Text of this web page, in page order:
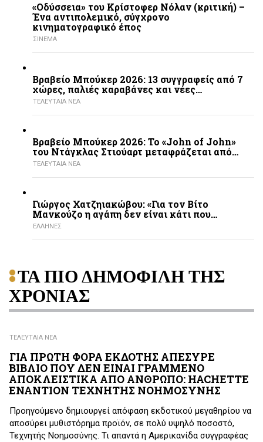
«Οδύσσεια» του Κρίστοφερ Νόλαν (κριτική) –
Ένα αντιπολεμικό, σύγχρονο
κινηματογραφικό έπος
ΣΙΝΕΜΑ
Βραβείο Μπούκερ 2026: 13 συγγραφείς από 7
χώρες, παλιές καραβάνες και νέες…
ΤΕΛΕΥΤΑΙΑ ΝΕΑ
Βραβείο Μπούκερ 2026: Το «John of John»
του Ντάγκλας Στιούαρτ μεταφράζεται από…
ΤΕΛΕΥΤΑΙΑ ΝΕΑ
Γιώργος Χατζηιακώβου: «Για τον Βίτο
Μανκούζο η αγάπη δεν είναι κάτι που…
ΕΛΛΗΝΕΣ
ΤΑ ΠΙΟ ΔΗΜΟΦΙΛΗ ΤΗΣ
ΧΡΟΝΙΑΣ
ΤΕΛΕΥΤΑΙΑ ΝΕΑ
ΓΙΑ ΠΡΩΤΗ ΦΟΡΑ ΕΚΔΟΤΗΣ ΑΠΕΣΥΡΕ
ΒΙΒΛΙΟ ΠΟΥ ΔΕΝ ΕΙΝΑΙ ΓΡΑΜΜΕΝΟ
ΑΠΟΚΛΕΙΣΤΙΚΑ ΑΠΟ ΑΝΘΡΩΠΟ: HACHETTE
ΕΝΑΝΤΙΟΝ ΤΕΧΝΗΤΗΣ ΝΟΗΜΟΣΥΝΗΣ
Προηγούμενο δημιουργεί απόφαση εκδοτικού μεγαθηρίου να
αποσύρει μυθιστόρημα προϊόν, σε πολύ υψηλό ποσοστό,
Τεχνητής Νοημοσύνης. Τι απαντά η Αμερικανίδα συγγραφέας